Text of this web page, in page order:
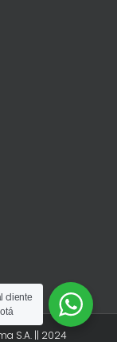
S.A. || 2024
cliente